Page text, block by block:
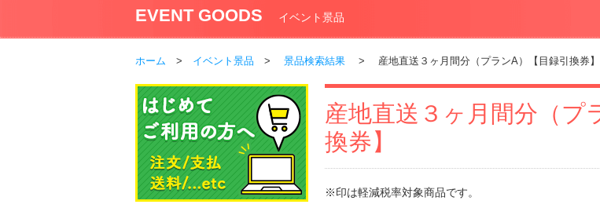
2026/04/03【2026年版】ゴルフコンペ景品 3000円未満［2000円～2999円編］もらってう
2026/02/16【2026年版】結婚式の二次会で貰って嬉しい景品とは？ 更新しました！
EVENT GOODS イベント景品
ホーム > イベント景品 > 景品検索結果 > 産地直送３ヶ月間分（プランA）【目録引換券】
産地直送３ヶ月間分（プ
換券】
※印は軽減税率対象商品です。